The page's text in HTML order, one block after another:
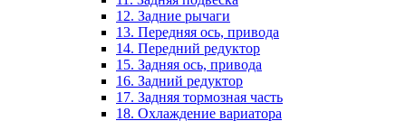
12. Задние рычаги
13. Передняя ось, привода
14. Передний редуктор
15. Задняя ось, привода
16. Задний редуктор
17. Задняя тормозная часть
18. Охлаждение вариатора